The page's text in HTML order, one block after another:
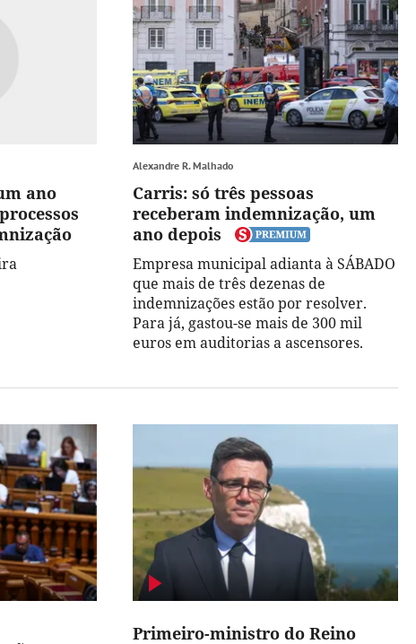
ano
Alexandre R. Malhado
Carris: só três pessoas
receberam indemnização, um
ano depois
Empresa municipal adianta à SÁBADO
que mais de três dezenas de
indemnizações estão por resolver.
Para já, gastou-se mais de 300 mil
euros em auditorias a ascensores.
Primeiro-ministro do Reino